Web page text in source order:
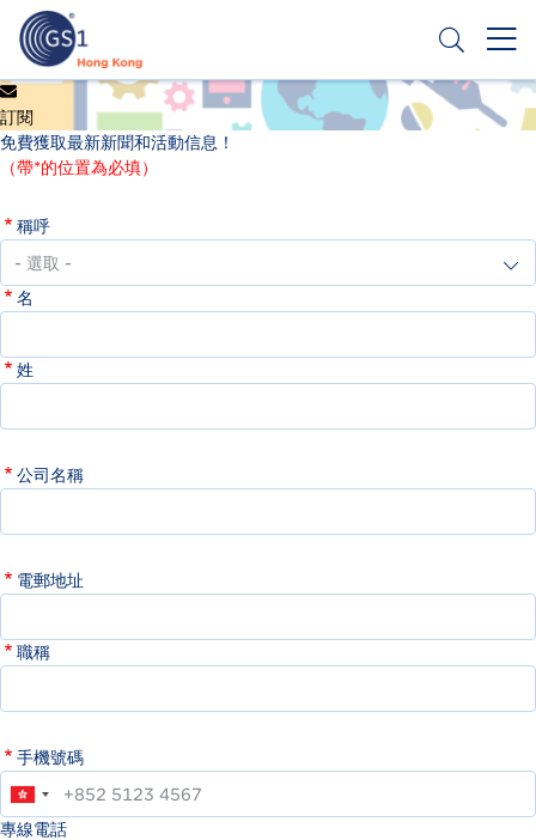
內
容
Header
Top
Second
Menu
申請條碼
訂閱
免費獲取最新新聞和活動信息！
（帶*的位置為必填）
稱呼
名
姓
公司名稱
電郵地址
職稱
手機號碼
專線電話